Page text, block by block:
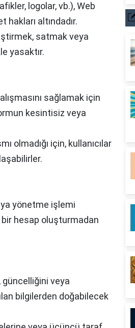
logolar, vb.), Web
altındadır.
satmak veya
yasaktır.
sağlamak için
kesintisiz veya
olmadığı için, kullanıcılar
yönetme işlemi
bir hesap oluşturmadan
veya
bilgilerden doğabilecek